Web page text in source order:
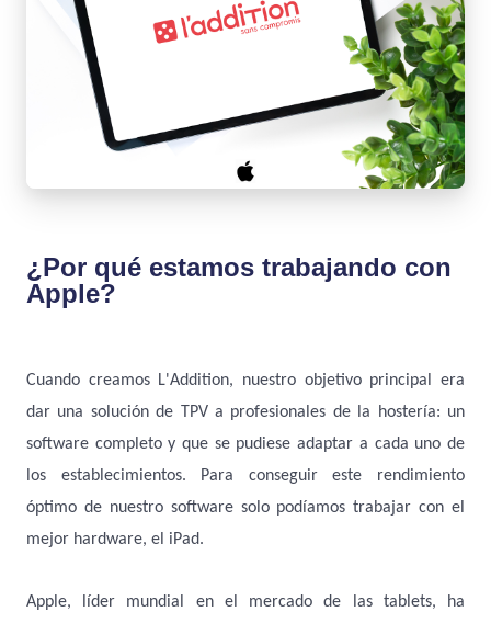
¿Por qué estamos trabajando con
Apple?
Cuando creamos L'Addition, nuestro objetivo principal era
dar una solución de TPV a profesionales de la hostería: un
software completo y que se pudiese adaptar a cada uno de
los establecimientos. Para conseguir este rendimiento
óptimo de nuestro software solo podíamos trabajar con el
mejor hardware, el iPad.
Apple, líder mundial en el mercado de las tablets, ha